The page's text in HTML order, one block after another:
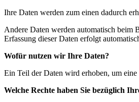
Ihre Daten werden zum einen dadurch
Andere Daten werden automatisch beim
Erfassung dieser Daten erfolgt
Wofür nutzen wir Ihre Daten?
Ein Teil der Daten wird erhoben, um
Welche Rechte haben Sie bezüglich